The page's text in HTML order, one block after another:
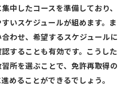
中したコースを準備しており、
いスケジュールが組めます。ま
わせ、希望するスケジュールに
することも有効です。こうした
所を選ぶことで、免許再取得の
めることができるでしょう。